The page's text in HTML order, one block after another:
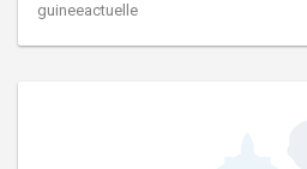
guineeactuelle